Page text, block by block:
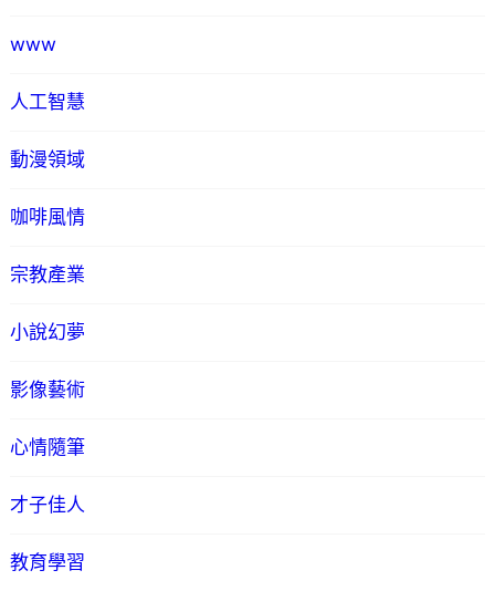
www
人工智慧
動漫領域
咖啡風情
宗教產業
小說幻夢
影像藝術
心情隨筆
才子佳人
教育學習